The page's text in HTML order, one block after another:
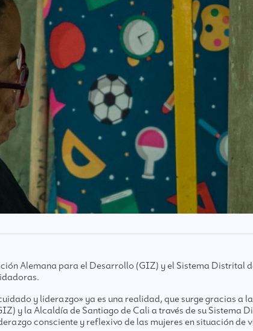
Alemana para el Desarrollo (GIZ) y el Sistema Distrital
y liderazgo» ya es una realidad, que surge gracias a
y la Alcaldía de Santiago de Cali a través de su Sistema
consciente y reflexivo de las mujeres en situación de